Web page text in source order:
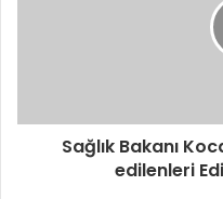
Sağlık Bakanı
edilenleri